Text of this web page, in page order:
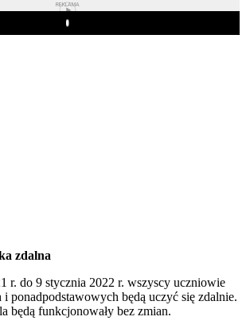
REKLAMA
Play
zdalna
r. do 9 stycznia 2022 r. wszyscy uczniowie
i ponadpodstawowych będą uczyć się zdalnie.
będą funkcjonowały bez zmian.